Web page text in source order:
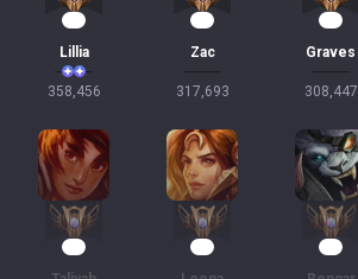
Lillia
358,456
Zac
317,693
Graves
308,447